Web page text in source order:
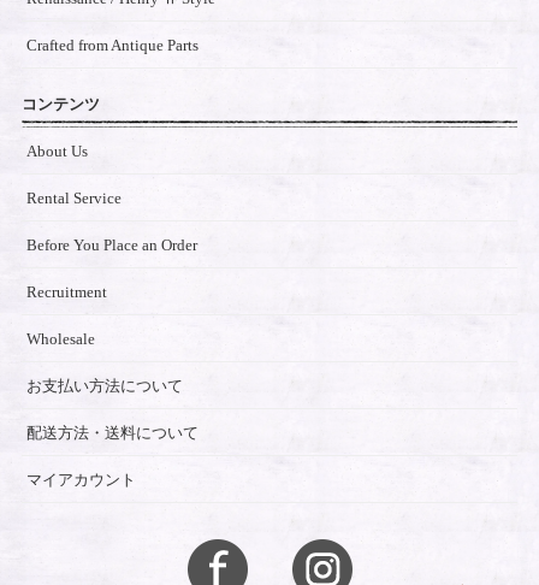
Crafted from Antique Parts
コンテンツ
About Us
Rental Service
Before You Place an Order
Recruitment
Wholesale
お支払い方法について
配送方法・送料について
マイアカウント